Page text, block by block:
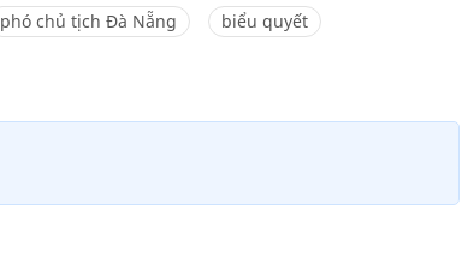
phó chủ tịch Đà Nẵng biểu quyết